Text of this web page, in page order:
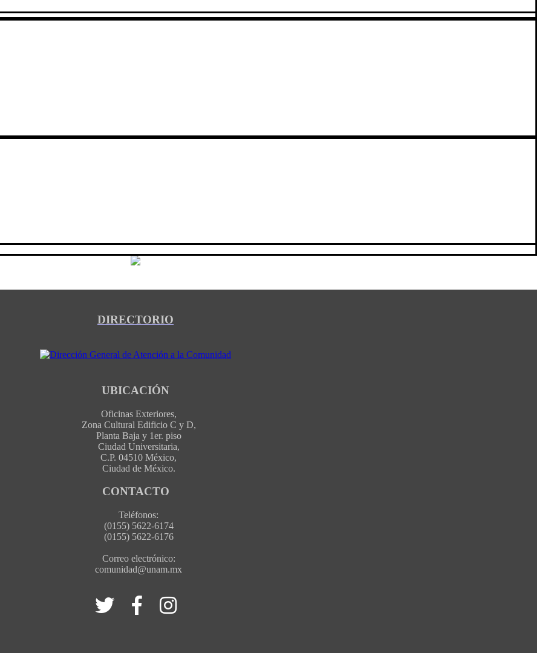
DIRECTORIO
UBICACIÓN
Oficinas Exteriores,
Zona Cultural Edificio C y D,
Planta Baja y 1er. piso
Ciudad Universitaria,
C.P. 04510 México,
Ciudad de México.
CONTACTO
Teléfonos:
(0155) 5622-6174
(0155) 5622-6176
Correo electrónico:
comunidad@unam.mx